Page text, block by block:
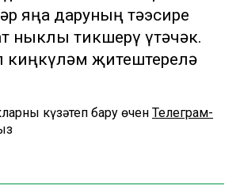
яңа даруның тәэсире
ныклы тикшерү үтәчәк.
киңкүләм җитештерелә
күзәтеп бару өчен Телеграм-